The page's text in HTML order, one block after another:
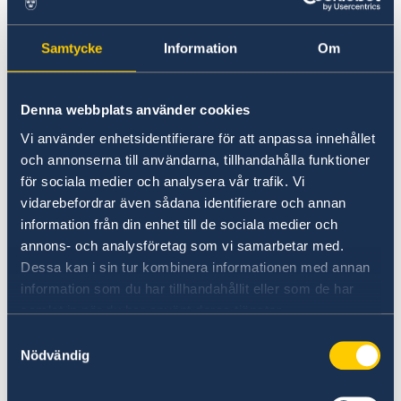
Samtycke Information Om
Denna webbplats använder cookies
Vi använder enhetsidentifierare för att anpassa innehållet
och annonserna till användarna, tillhandahålla funktioner
för sociala medier och analysera vår trafik. Vi
vidarebefordrar även sådana identifierare och annan
information från din enhet till de sociala medier och
annons- och analysföretag som vi samarbetar med.
Dessa kan i sin tur kombinera informationen med annan
information som du har tillhandahållit eller som de har
samlat in när du har använt deras tjänster.
Nödvändig
sjukvårdskostnader i Schengenområdet
upp till minst 30.000 Euro. Dessa
försäkringar kan t. ex. köpas hos IHI,
EUROPEISKA, GEFVERF, INGONORD,
GOUDA REJSEFORSIKRING; eller lokalt på
Kuba genom försäkringsbolaget
ASISTUR/ESEN. En kopia av försäkringen
ska uppvisas vid ansökan.
OBS! Dokumentation under 4) och 5) ska vara